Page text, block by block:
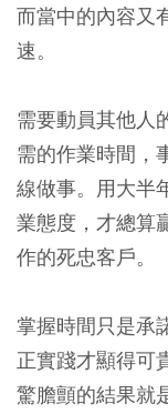
而當中的內容又
速。
需要動員其他人
需的作業時間，
線做事。用大半
業態度，才總算
作的死忠客戶。
掌握時間只是承
正實踐才顯得可
驚膽顫的結果就